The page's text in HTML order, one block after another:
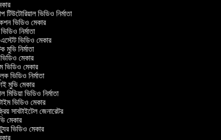
ভিডিও নির্মাতা
ভিডিও মেকার
নির্মাতা
ভিডিও মেকার
মুভি নির্মাতা
মেকার
ভিডিও মেকার
ভিডিও নির্মাতা
মুভি মেকার
ভিডিও নির্মাতা
ভিডিও মেকার
সাবটাইটেল জেনারেটর
মেকার
ভিডিও মেকার